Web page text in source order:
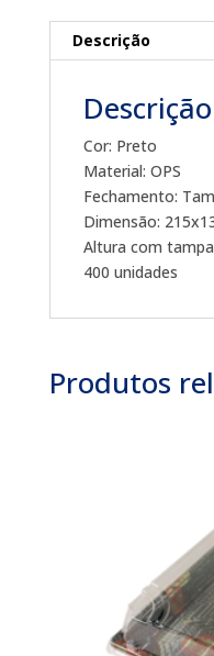
Descrição
Descrição
Cor: Preto
Material: OPS
Fechamento:
Dimensão:
Altura com
400 unidades
Produtos